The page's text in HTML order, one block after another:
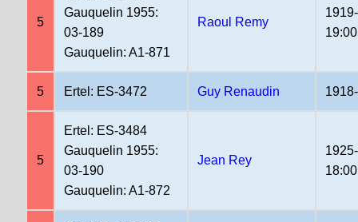
5
Gauquelin 1955:
03-189
Gauquelin: A1-871
Raoul Remy
19:00
5 Ertel: ES-3472 Guy Renaudin
5
Ertel: ES-3484
Gauquelin 1955:
03-190
Gauquelin: A1-872
Jean Rey
18:00